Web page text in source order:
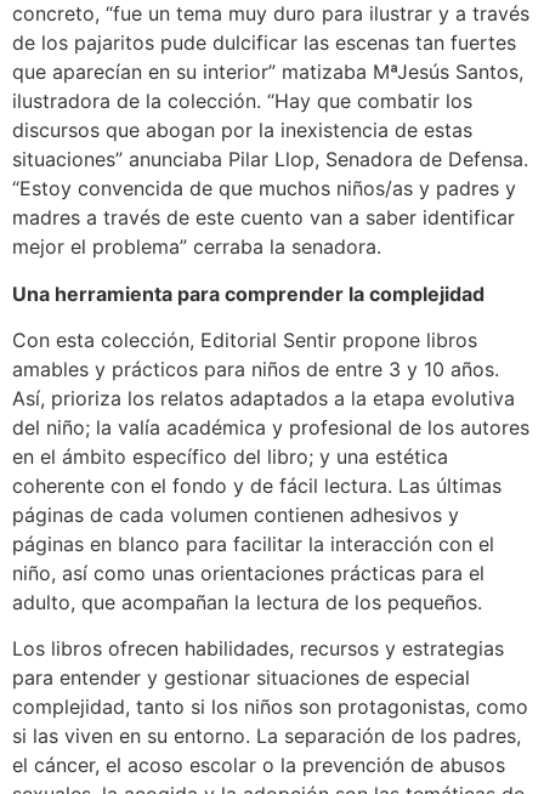
concreto, “fue un tema muy duro para ilustrar y a través
de los pajaritos pude dulcificar las escenas tan fuertes
que aparecían en su interior” matizaba MªJesús Santos,
ilustradora de la colección. “Hay que combatir los
discursos que abogan por la inexistencia de estas
situaciones” anunciaba Pilar Llop, Senadora de Defensa.
“Estoy convencida de que muchos niños/as y padres y
madres a través de este cuento van a saber identificar
mejor el problema” cerraba la senadora.
Una herramienta para comprender la complejidad
Con esta colección, Editorial Sentir propone libros
amables y prácticos para niños de entre 3 y 10 años.
Así, prioriza los relatos adaptados a la etapa evolutiva
del niño; la valía académica y profesional de los autores
en el ámbito específico del libro; y una estética
coherente con el fondo y de fácil lectura. Las últimas
páginas de cada volumen contienen adhesivos y
páginas en blanco para facilitar la interacción con el
niño, así como unas orientaciones prácticas para el
adulto, que acompañan la lectura de los pequeños.
Los libros ofrecen habilidades, recursos y estrategias
para entender y gestionar situaciones de especial
complejidad, tanto si los niños son protagonistas, como
si las viven en su entorno. La separación de los padres,
el cáncer, el acoso escolar o la prevención de abusos